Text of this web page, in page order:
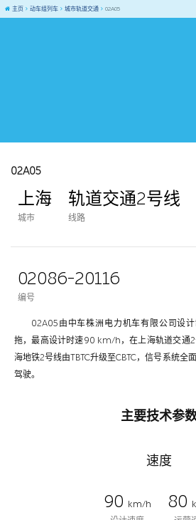
主页 动车组列车 城市轨道交通 02A05
02A05
上海
城市
轨道交通2号线
线路
02086-20116
编号
02A05由中车株洲电力机车有限公司设
拖，最高设计时速90 km/h，在上海轨道交通
海地铁2号线由TBTC升级至CBTC，信号系统全
驾驶。
主要技术参
速度
90
km/h
80